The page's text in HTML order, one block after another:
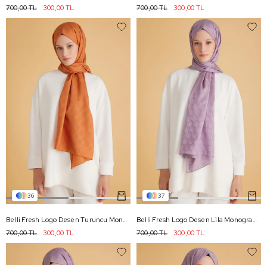
300,00 TL
700,00 TL 300,00 TL
700,00 TL
36
300,00 TL
700,00 TL
37
300,00 TL
700,00 TL